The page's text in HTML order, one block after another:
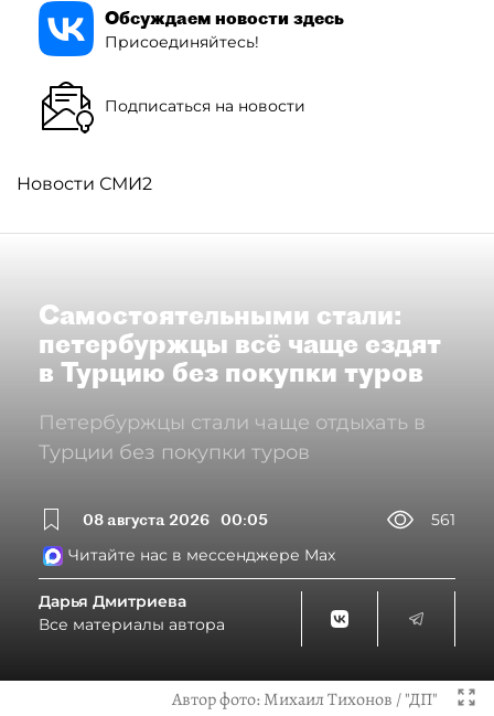
Обсуждаем новости здесь
Присоединяйтесь!
Подписаться на новости
Новости СМИ2
Самостоятельными стали:
петербуржцы всё чаще ездят
в Турцию без покупки туров
Петербуржцы стали чаще отдыхать в
Турции без покупки туров
08 августа 2026 00:05
561
Читайте нас в мессенджере Max
Дарья Дмитриева
Все материалы автора
Автор фото:Михаил Тихонов / "ДП"